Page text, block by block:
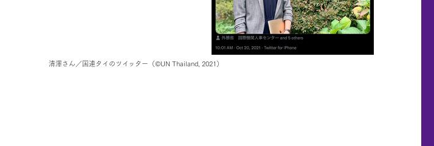
清澤さん／国連タイのツイッター（©UN Thailand, 2021）